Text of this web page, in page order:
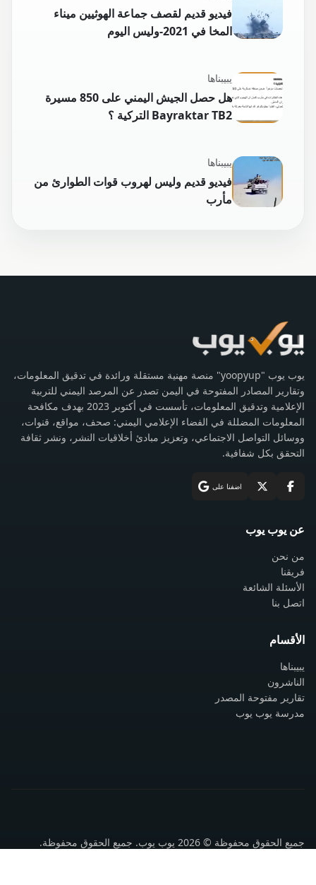
فيديو قديم لقصف جماعة الهوثيين ميناء
المخا في 2021-وليس اليوم
يبيبناها
هل حصل الجيش اليمني على 850 مسيرة
Bayraktar TB2 التركية ؟
يبيبناها
فيديو قديم وليس لهروب قوات الطوارئ من
مأرب
يوب يوب "yoopyup" منصة مهنية مستقلة ورائدة في تدقيق المعلومات،
وتقارير المصادر المفتوحة في اليمن تصدر عن المرصد اليمني للتربية
الإعلامية وتدقيق المعلومات، تأسست في أكتوبر 2023 بهدف مكافحة
المعلومات المضللة في الفضاء الإعلامي اليمني: صحف، مواقع، قنوات،
ووسائل التواصل الاجتماعي، وتعزيز مبادئ أخلاقيات النشر، ونشر ثقافة
التحقق بكل شفافية.
اضفنا على
عن يوب يوب
من نحن
فريقنا
الأسئلة الشائعة
اتصل بنا
الأقسام
يبيبناها
الناشرون
تقارير مفتوحة المصدر
مدرسة يوب يوب
جميع الحقوق محفوظة © 2026 يوب يوب. جميع الحقوق محفوظة.